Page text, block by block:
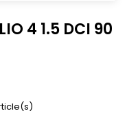
4 1.5 DCI 90